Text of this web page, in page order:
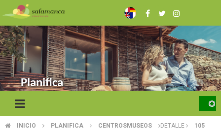
Pasar
al
contenido
principal
Planifica
SOBRESCRIBIR
INICIO PLANIFICA CENTROSMUSEOS DETALLE 105